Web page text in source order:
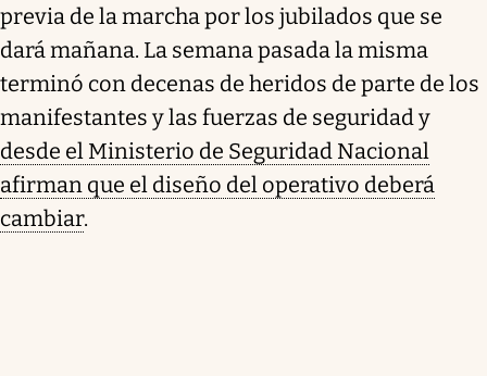
previa de la marcha por los jubilados que se
dará mañana. La semana pasada la misma
terminó con decenas de heridos de parte de los
manifestantes y las fuerzas de seguridad y
desde el Ministerio de Seguridad Nacional
afirman que el diseño del operativo deberá
cambiar.